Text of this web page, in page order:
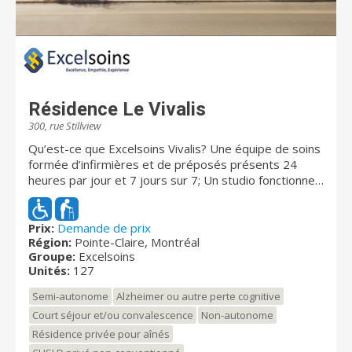
Résidence Le Vivalis
300, rue Stillview
Qu’est-ce que Excelsoins Vivalis? Une équipe de soins
formée d’infirmières et de préposés présents 24
heures par jour et 7 jours sur 7; Un studio fonctionnel :
chambre privée avec salle de bain complète, évier,
comptoir, réfrigérateur et climatisation; Des visites
régulières de médecins dans le confort de votre
studio; Des repas préparés avec attention, servis
selon vos besoins; Un programme d’activités varié et
adapté, offert par une équipe dédiée et compétente;
Un bâtiment spacieux et sécuritaire avec gicleurs,
détecteurs de fumée, de chaleur et de monoxyde de
carbone; Des cloches d’appel et des aides à la mobilité
dans tous les studios; Un endroit facile d’accès, à deux
Prix: Demande de prix
Région: Pointe-Claire, Montréal
Groupe: Excelsoins
Unités: 127
Semi-autonome
Alzheimer ou autre perte cognitive
Court séjour et/ou convalescence
Non-autonome
Résidence privée pour aînés